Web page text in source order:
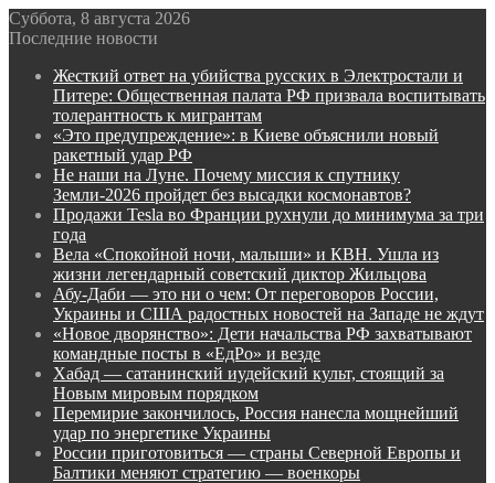
Суббота, 8 августа 2026
Последние новости
Жесткий ответ на убийства русских в Электростали и
Питере: Общественная палата РФ призвала воспитывать
толерантность к мигрантам
«Это предупреждение»: в Киеве объяснили новый
ракетный удар РФ
Не наши на Луне. Почему миссия к спутнику
Земли-2026 пройдет без высадки космонавтов?
Продажи Tesla во Франции рухнули до минимума за три
года
Вела «Спокойной ночи, малыши» и КВН. Ушла из
жизни легендарный советский диктор Жильцова
Абу-Даби — это ни о чем: От переговоров России,
Украины и США радостных новостей на Западе не ждут
«Новое дворянство»: Дети начальства РФ захватывают
командные посты в «ЕдРо» и везде
Хабад — сатанинский иудейский культ, стоящий за
Новым мировым порядком
Перемирие закончилось, Россия нанесла мощнейший
удар по энергетике Украины
России приготовиться — страны Северной Европы и
Балтики меняют стратегию — военкоры